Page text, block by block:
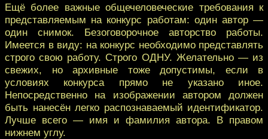
Ещё более важные общечеловеческие требования к
представляемым на конкурс работам: один автор —
один снимок. Безоговорочное авторство работы.
Имеется в виду: на конкурс необходимо представлять
строго свою работу. Строго ОДНУ. Желательно — из
свежих, но архивные тоже допустимы, если в
условиях конкурса прямо не указано иное.
Непосредственно на изображении автором должен
быть нанесён легко распознаваемый идентификатор.
Лучше всего — имя и фамилия автора. В правом
нижнем углу.